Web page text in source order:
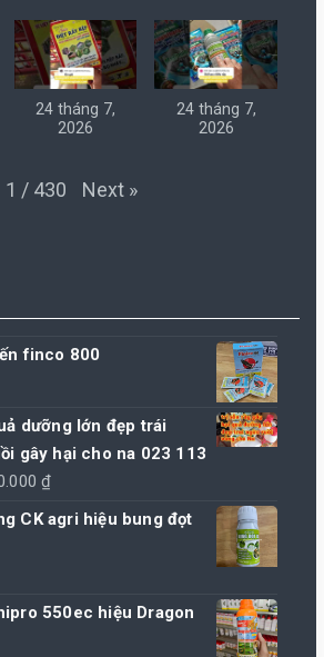
24 tháng 7,
2026
24 tháng 7,
2026
1 / 430 Next »
finco 800
dưỡng lớn đẹp trái
gây hại cho na 023 113
₫Khoảng
giá:
1.290.000 ₫
CK agri hiệu bung đọt
550ec hiệu Dragon